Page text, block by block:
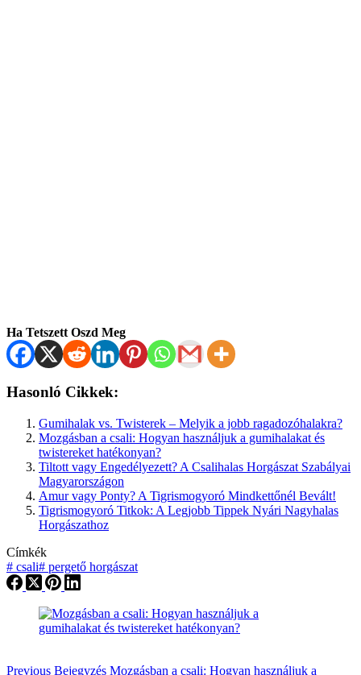
Ha Tetszett Oszd Meg
Hasonló Cikkek:
Gumihalak vs. Twisterek – Melyik a jobb ragadozóhalakra?
Mozgásban a csali: Hogyan használjuk a gumihalakat és
twistereket hatékonyan?
Tiltott vagy Engedélyezett? A Csalihalas Horgászat Szabályai
Magyarországon
Amur vagy Ponty? A Tigrismogyoró Mindkettőnél Bevált!
Tigrismogyoró Titkok: A Legjobb Tippek Nyári Nagyhalas
Horgászathoz
Címkék
# csali# pergető horgászat
Previous Bejegyzés Mozgásban a csali: Hogyan használjuk a